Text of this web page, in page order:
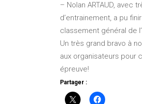
– Nolan ARTAUD, avec
d’entrainement, a pu
classement général de
Un très grand bravo à
aux organisateurs pour
épreuve!
Partager :